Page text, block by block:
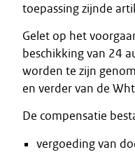
toepassing zijnde
Gelet op het
beschikking van 24
worden te zijn
en verder van de
De compensatie
vergoeding van